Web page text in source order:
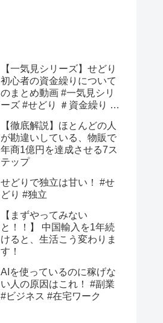
【一気見シリーズ】せどり
初心者の資金繰りについて
のまとめ動画 #一気見シリ
ーズ #せどり ＃資金繰り #
【徹底解説】ほとんどの人
が勘違いしている、物販で
年商1億円を達成させる7ス
テップ
せどりで独立は甘い！ #せ
どり #独立
【まずやってみない
と！！】 中国輸入を1年続
けると、生活こう変わりま
す！
AIを使っているのに稼げな
い人の原因はこれ！ #副業
#ビジネス #在宅ワーク